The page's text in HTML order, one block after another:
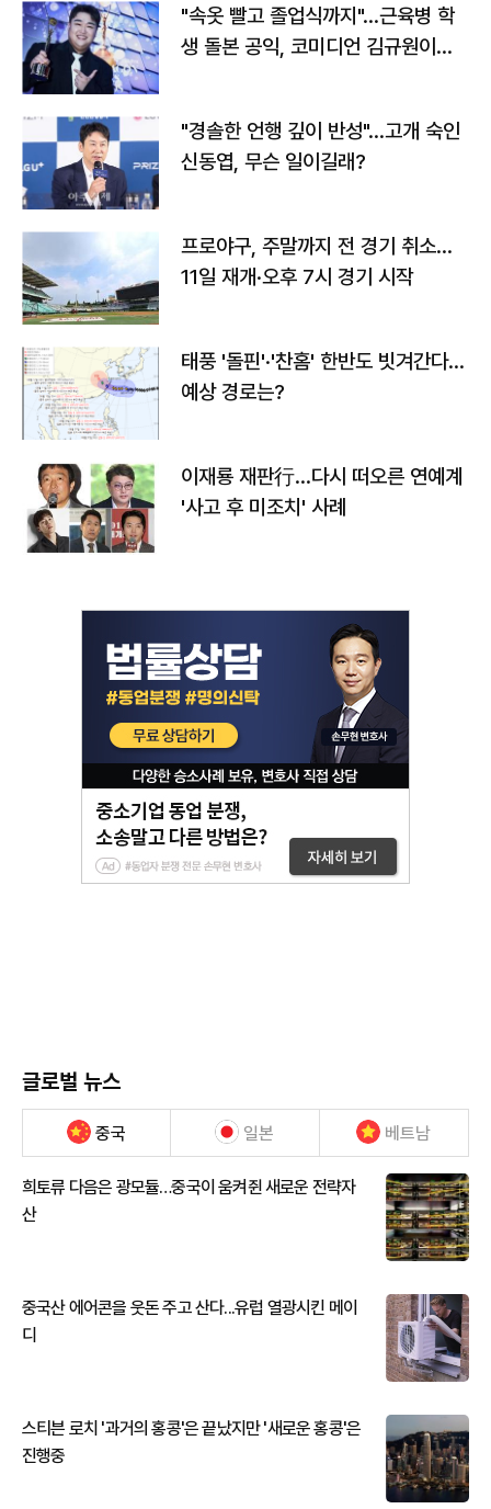
"속옷 빨고 졸업식까지"…근육병 학
생 돌본 공익, 코미디언 김규원이었
"경솔한 언행 깊이 반성"…고개 숙인
신동엽, 무슨 일이길래?
프로야구, 주말까지 전 경기 취소…
11일 재개·오후 7시 경기 시작
태풍 '돌핀'·'찬홈' 한반도 빗겨간다…
예상 경로는?
이재룡 재판行…다시 떠오른 연예계
'사고 후 미조치' 사례
글로벌 뉴스
중국 일본 베트남
희토류 다음은 광모듈…중국이 움켜쥔 새로운 전략자
산
중국산 에어콘을 웃돈 주고 산다...유럽 열광시킨 메이
디
스티븐 로치 '과거의 홍콩'은 끝났지만 '새로운 홍콩'은
진행중